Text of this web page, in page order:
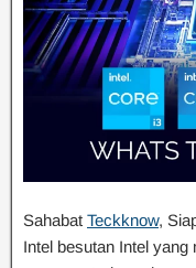
Sahabat Teckknow,
Intel besutan Intel